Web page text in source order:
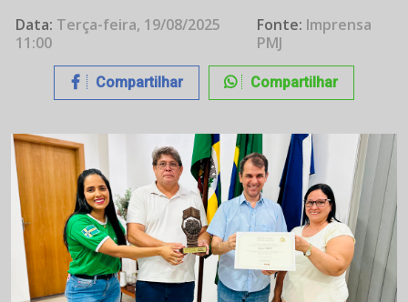
Data: Terça-feira, 19/08/2025
11:00
Fonte: Imprensa
PMJ
Compartilhar Compartilhar